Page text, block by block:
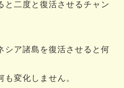
と二度と復活させるチャン
シア諸島を復活させると何
も変化しません。